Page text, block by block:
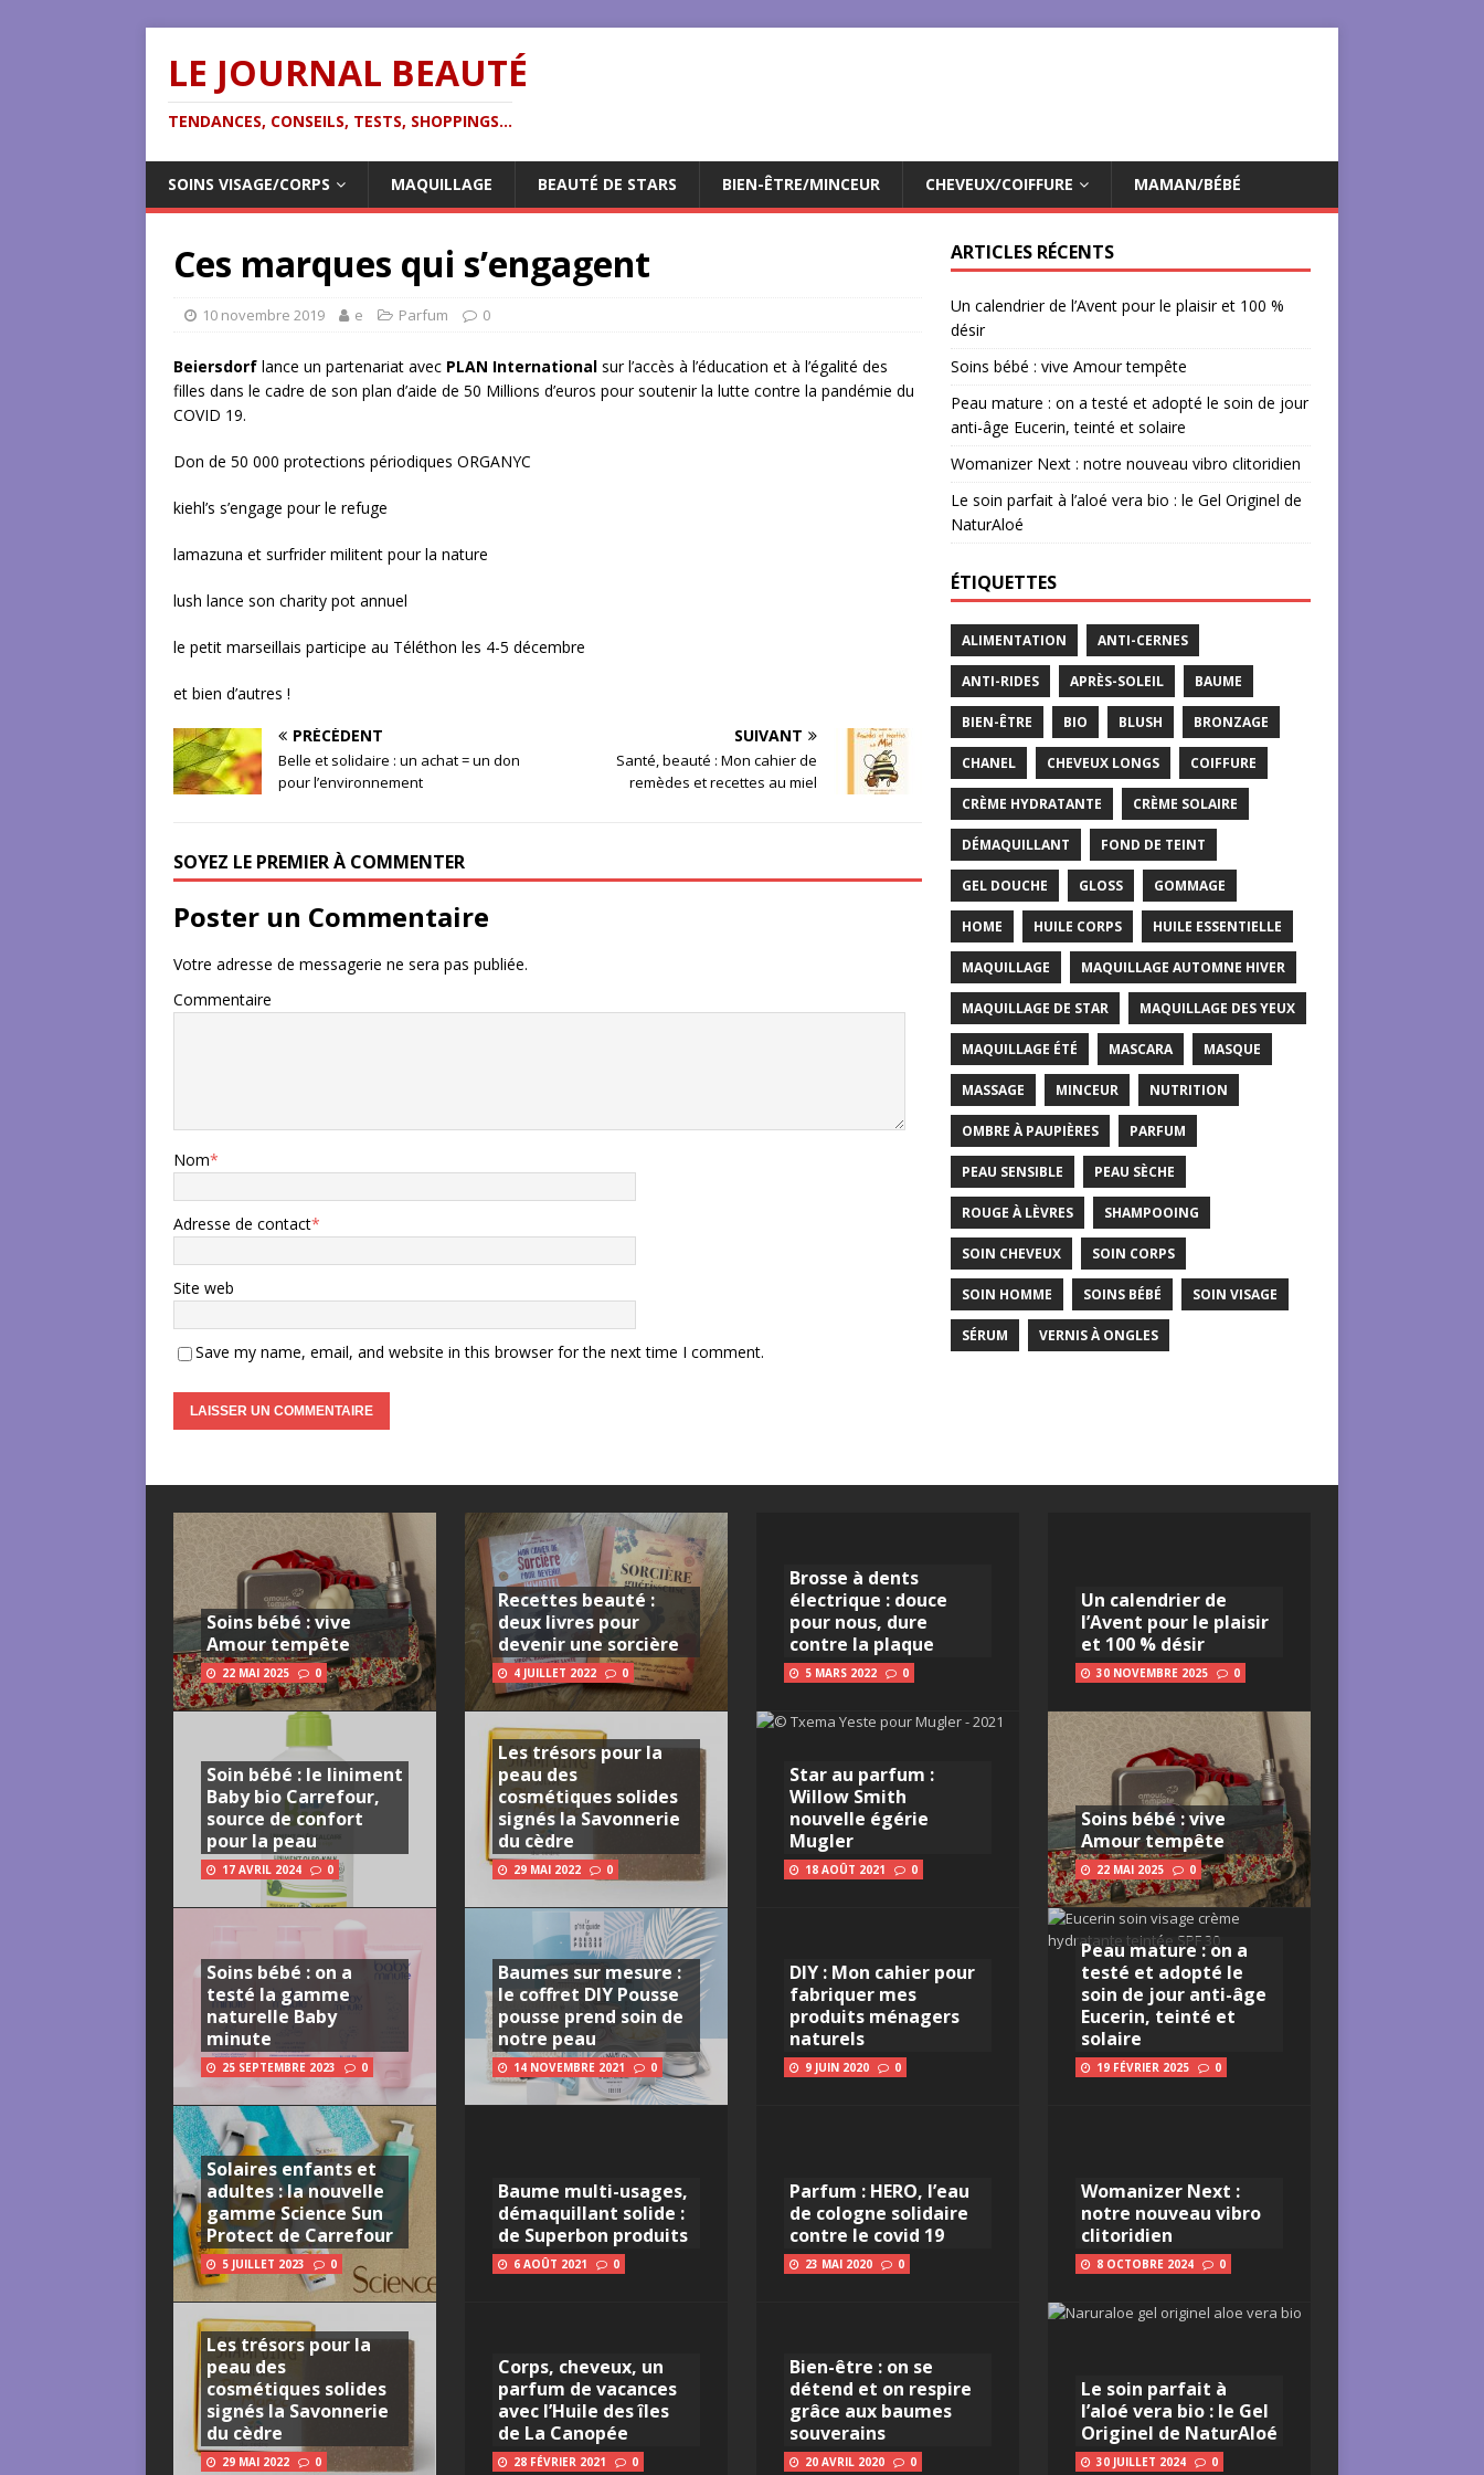
LE JOURNAL BEAUTÉ
TENDANCES, CONSEILS, TESTS, SHOPPINGS...
SOINS VISAGE/CORPS MAQUILLAGE BEAUTÉ DE STARS BIEN-ÊTRE/MINCEUR CHEVEUX/COIFFURE MAMAN/BÉBÉ
Ces marques qui s’engagent
10 novembre 2019 e Parfum 0
Beiersdorf lance un partenariat avec PLAN International sur l’accès à l’éducation et à l’égalité des
filles dans le cadre de son plan d’aide de 50 Millions d’euros pour soutenir la lutte contre la pandémie du
COVID 19.
Don de 50 000 protections périodiques ORGANYC
kiehl’s s’engage pour le refuge
lamazuna et surfrider militent pour la nature
lush lance son charity pot annuel
le petit marseillais participe au Téléthon les 4-5 décembre
et bien d’autres !
PRÉCÉDENT
Belle et solidaire : un achat = un don
pour l’environnement
SUIVANT
Santé, beauté : Mon cahier de
remèdes et recettes au miel
SOYEZ LE PREMIER À COMMENTER
Poster un Commentaire
Votre adresse de messagerie ne sera pas publiée.
Commentaire
Nom*
Adresse de contact*
Site web
Save my name, email, and website in this browser for the next time I comment.
ARTICLES RÉCENTS
Un calendrier de l’Avent pour le plaisir et 100 %
désir
Soins bébé : vive Amour tempête
Peau mature : on a testé et adopté le soin de jour
anti-âge Eucerin, teinté et solaire
Womanizer Next : notre nouveau vibro clitoridien
Le soin parfait à l’aloé vera bio : le Gel Originel de
NaturAloé
ÉTIQUETTES
ALIMENTATION ANTI-CERNES
ANTI-RIDES APRÈS-SOLEIL BAUME
BIEN-ÊTRE BIO BLUSH BRONZAGE
CHANEL CHEVEUX LONGS COIFFURE
CRÈME HYDRATANTE CRÈME SOLAIRE
DÉMAQUILLANT FOND DE TEINT
GEL DOUCHE GLOSS GOMMAGE
HOME HUILE CORPS HUILE ESSENTIELLE
MAQUILLAGE MAQUILLAGE AUTOMNE HIVER
MAQUILLAGE DE STAR MAQUILLAGE DES YEUX
MAQUILLAGE ÉTÉ MASCARA MASQUE
MASSAGE MINCEUR NUTRITION
OMBRE À PAUPIÈRES PARFUM
PEAU SENSIBLE PEAU SÈCHE
ROUGE À LÈVRES SHAMPOOING
SOIN CHEVEUX SOIN CORPS
SOIN HOMME SOINS BÉBÉ SOIN VISAGE
SÉRUM VERNIS À ONGLES
Soins bébé : vive
Amour tempête
22 MAI 2025 0
Soin bébé : le liniment
Baby bio Carrefour,
source de confort
pour la peau
17 AVRIL 2024 0
Soins bébé : on a
testé la gamme
naturelle Baby
minute
25 SEPTEMBRE 2023 0
Solaires enfants et
adultes : la nouvelle
gamme Science Sun
Protect de Carrefour
5 JUILLET 2023 0
Les trésors pour la
peau des
cosmétiques solides
signés la Savonnerie
du cèdre
29 MAI 2022 0
Recettes beauté :
deux livres pour
devenir une sorcière
4 JUILLET 2022 0
Les trésors pour la
peau des
cosmétiques solides
signés la Savonnerie
du cèdre
29 MAI 2022 0
Baumes sur mesure :
le coffret DIY Pousse
pousse prend soin de
notre peau
14 NOVEMBRE 2021 0
Baume multi-usages,
démaquillant solide :
de Superbon produits
6 AOÛT 2021 0
Corps, cheveux, un
parfum de vacances
avec l’Huile des îles
de La Canopée
28 FÉVRIER 2021 0
Brosse à dents
électrique : douce
pour nous, dure
contre la plaque
5 MARS 2022 0
Star au parfum :
Willow Smith
nouvelle égérie
Mugler
18 AOÛT 2021 0
DIY : Mon cahier pour
fabriquer mes
produits ménagers
naturels
9 JUIN 2020 0
Parfum : HERO, l’eau
de cologne solidaire
contre le covid 19
23 MAI 2020 0
Bien-être : on se
détend et on respire
grâce aux baumes
souverains
20 AVRIL 2020 0
Un calendrier de
l’Avent pour le plaisir
et 100 % désir
30 NOVEMBRE 2025 0
Soins bébé : vive
Amour tempête
22 MAI 2025 0
Peau mature : on a
testé et adopté le
soin de jour anti-âge
Eucerin, teinté et
solaire
19 FÉVRIER 2025 0
Womanizer Next :
notre nouveau vibro
clitoridien
8 OCTOBRE 2024 0
Le soin parfait à
l’aloé vera bio : le Gel
Originel de NaturAloé
30 JUILLET 2024 0